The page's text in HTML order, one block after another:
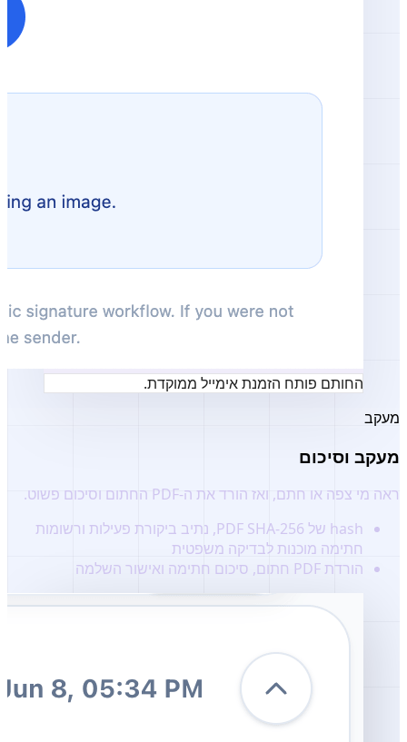
החותם פותח הזמנת אימייל ממוקדת.
מעקב
מעקב וסיכום
ראה מי צפה או חתם, ואז הורד את ה-PDF החתום וסיכום פשוט.
hash של PDF SHA-256, נתיב ביקורת פעילות ורשומות
חתימה מוכנות לבדיקה משפטית
הורדת PDF חתום, סיכום חתימה ואישור השלמה